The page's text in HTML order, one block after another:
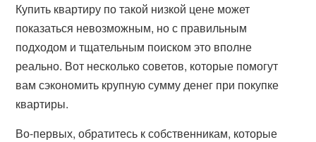
Купить квартиру по такой низкой цене может
показаться невозможным, но с правильным
подходом и тщательным поиском это вполне
реально. Вот несколько советов, которые помогут
вам сэкономить крупную сумму денег при покупке
квартиры.
Во-первых, обратитесь к собственникам, которые